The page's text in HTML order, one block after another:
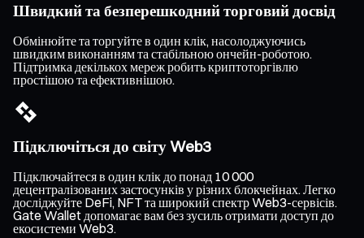
Швидкий та безперешкодний торговий досвід
Обмінюйте та торгуйте в один клік, насолоджуючись
швидким виконанням та стабільною ончейн-роботою.
Підтримка декількох мереж робить криптоторгівлю
простішою та ефективнішою.
Підключіться до світу Web3
Підключайтеся в один клік до понад 10 000
децентралізованих застосунків у різних блокчейнах. Легко
досліджуйте DeFi, NFT та широкий спектр Web3-сервісів.
Gate Wallet допомагає вам без зусиль отримати доступ до
екосистеми Web3.